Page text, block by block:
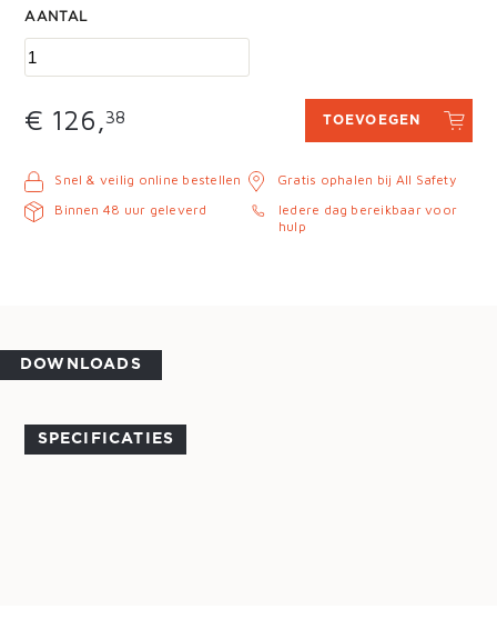
AANTAL
€ 126,38 TOEVOEGEN
Snel & veilig online bestellen
Binnen 48 uur geleverd
Gratis ophalen bij All Safety
Iedere dag bereikbaar voor
hulp
DOWNLOADS
SPECIFICATIES